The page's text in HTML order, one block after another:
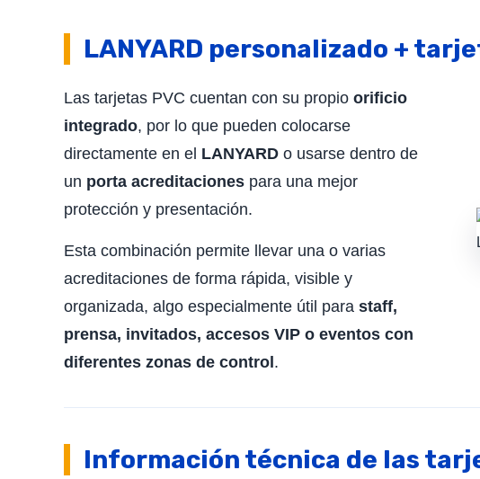
LANYARD personalizado +
Las tarjetas PVC cuentan con su propioorificio
integrado, por lo que pueden colocarse
directamente en el LANYARD o usarse dentro de
un porta acreditaciones para una mejor
protección y presentación.
Esta combinación permite llevar una o varias
acreditaciones de forma rápida, visible y
organizada, algo especialmente útil parastaff,
prensa, invitados, accesos VIP o eventos con
diferentes zonas de control .
Información técnica de las